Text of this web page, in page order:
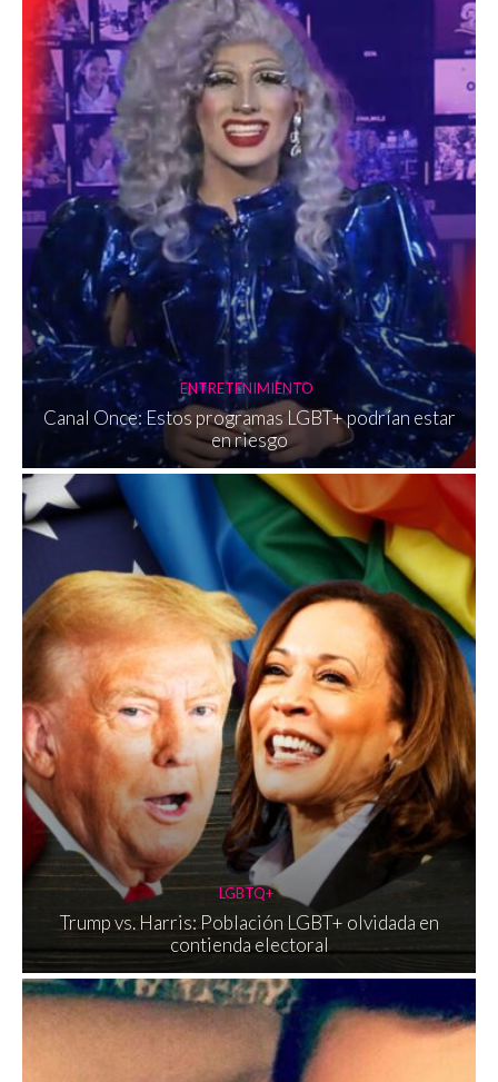
ENTRETENIMIENTO
Canal Once: Estos programas LGBT+ podrían estar
en riesgo
LGBTQ+
Trump vs. Harris: Población LGBT+ olvidada en
contienda electoral